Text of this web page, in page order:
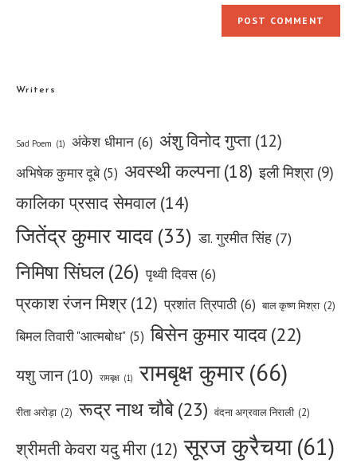
Writers
Sad Poem (1) अंकेश धीमान (6) अंशु विनोद गुप्ता (12)
अभिषेक कुमार दूबे (5) अवस्थी कल्पना (18) इली मिश्रा (9)
कालिका प्रसाद सेमवाल (14)
जितेंद्र कुमार यादव (33) डा. गुरमीत सिंह (7)
निमिषा सिंघल(26) पृथ्वी दिवस (6)
प्रकाश रंजन मिश्र (12) प्रशांत त्रिपाठी (6) बाल कृष्ण मिश्रा (2)
बिमल तिवारी "आत्मबोध" (5) बिसेन कुमार यादव(22)
यशु जान (10) रामबृक्ष (1) रामबृक्ष कुमार(66)
रीता अरोड़ा (2) रूद्र नाथ चौबे(23) वंदना अग्रवाल निराली (2)
श्रीमती केवरा यदु मीरा (12) सूरज कुरैचया(61)